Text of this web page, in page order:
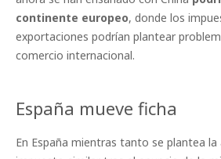
continente europeo, donde los
exportaciones podrían plantear
comercio internacional.
España mueve ficha
En España mientras tanto se plantea la